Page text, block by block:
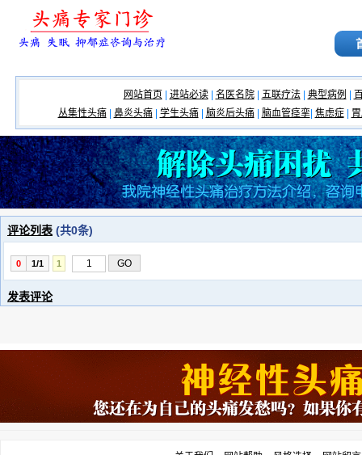
网站首页 进站必读 名医名院 五联疗法 典型病例
丛集性头痛
鼻炎头痛 学生头痛 脑炎后头痛 脑血管痉挛| 焦虑症
评论列表 (共0条)
0 1/1 1
发表评论